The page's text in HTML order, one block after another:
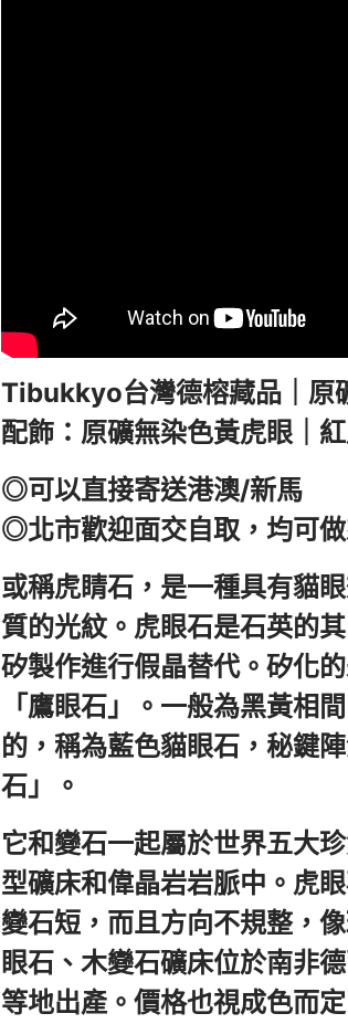
Tibukkyo台灣德榕藏品｜原
配飾：原礦無染色黃虎眼｜
◎可以直接寄送港澳/新馬
◎北市歡迎面交自取，均可
或稱虎睛石，是一種具有貓
質的光紋。虎眼石是石英的
矽製作進行假晶替代。矽化
「鷹眼石」。一般為黑黃相
的，稱為藍色貓眼石，秘鍵
石」。
它和變石一起屬於世界五大
型礦床和偉晶岩岩脈中。虎
變石短，而且方向不規整，
眼石、木變石礦床位於南非
等地出產。價格也視成色而